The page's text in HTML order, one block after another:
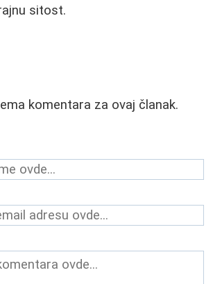
sitost.
komentara za ovaj članak.